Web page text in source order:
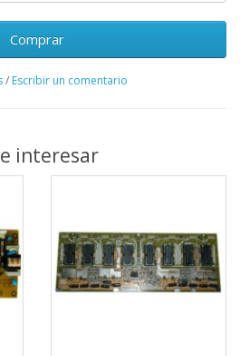
Comprar
/ Escribir un comentario
interesar